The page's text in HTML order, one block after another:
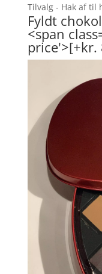
Tilvalg - Hak af til
Fyldt
<span
price'>[+kr.